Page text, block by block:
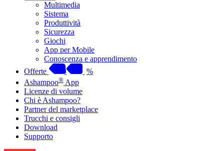
Multimedia
Sistema
Produttività
Sicurezza
Giochi
App per Mobile
Conoscenza e apprendimento
Offerte
%
Ashampoo® App
Licenze di volume
Chi è Ashampoo?
Partner del marketplace
Trucchi e consigli
Download
Supporto